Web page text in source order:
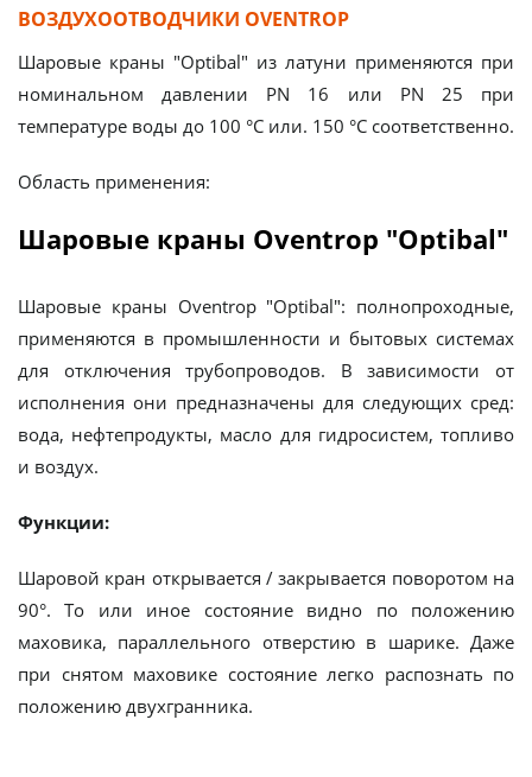
ВОЗДУХООТВОДЧИКИ OVENTROP
Шаровые краны "Optibal" из латуни применяются при
номинальном давлении PN 16 или PN 25 при
температуре воды до 100 °C или. 150 °C соответственно.
Область применения:
Шаровые краны Oventrop "Optibal"
Шаровые краны Oventrop "Optibal": полнопроходные,
применяются в промышленности и бытовых системах
для отключения трубопроводов. В зависимости от
исполнения они предназначены для следующих сред:
вода, нефтепродукты, масло для гидросистем, топливо
и воздух.
Функции:
Шаровой кран открывается / закрывается поворотом на
90°. То или иное состояние видно по положению
маховика, параллельного отверстию в шарике. Даже
при снятом маховике состояние легко распознать по
положению двухгранника.